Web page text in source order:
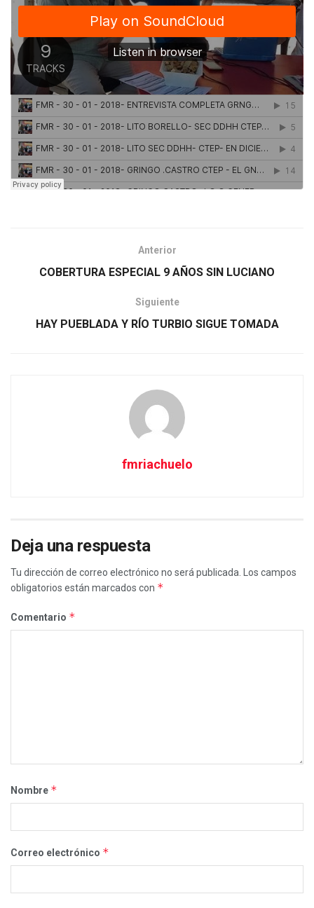
Anterior
COBERTURA ESPECIAL 9 AÑOS SIN LUCIANO
Siguiente
HAY PUEBLADA Y RÍO TURBIO SIGUE TOMADA
fmriachuelo
Deja una respuesta
Tu dirección de correo electrónico no será publicada.
Los campos
obligatorios están marcados con *
Comentario *
Nombre *
Correo electrónico *